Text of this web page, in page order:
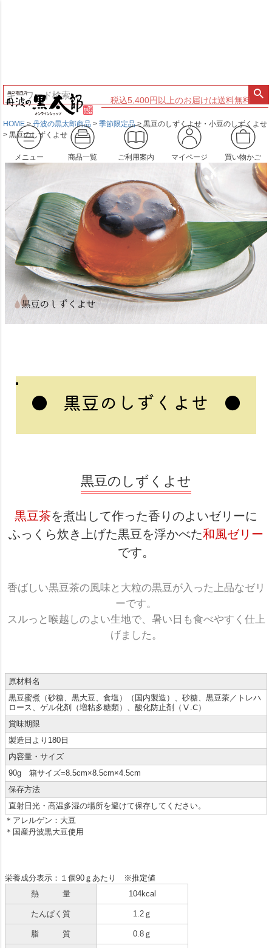
税込5,400円以上のお届けは送料無料
メニュー 商品一覧 ご利用案内 マイページ 買い物かご
HOME 丹波の黒太郎商品 季節限定品
黒豆のしずくよせ・小豆のしずくよせ
黒豆のしずくよせ
● 黒豆のしずくよせ ●
黒豆のしずくよせ
黒豆茶を煮出して作った香りのよいゼリーに
ふっくら炊き上げた黒豆を浮かべた和風ゼリー
です。
香ばしい黒豆茶の風味と大粒の黒豆が入った上品なゼリ
ーです。
スルっと喉越しのよい生地で、暑い日も食べやすく仕上
げました。
原材料名
黒豆蜜煮（砂糖、黒大豆、食塩）（国内製造）、砂糖、黒豆茶／トレハ
ロース、ゲル化剤（増粘多糖類）、酸化防止剤（Ⅴ.Ⅽ）
賞味期限
製造日より180日
内容量・サイズ
90g 箱サイズ=8.5cm×8.5cm×4.5cm
保存方法
直射日光・高温多湿の場所を避けて保存してください。
＊アレルゲン：大豆
＊国産丹波黒大豆使用
栄養成分表示：１個90ｇあたり ※推定値
熱 量
たんぱく質
脂 質
104kcal
1.2ｇ
0.8ｇ